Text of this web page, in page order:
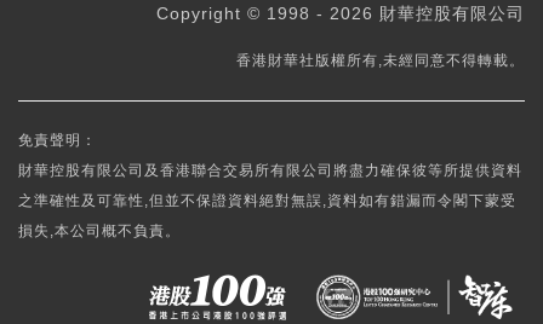
Copyright © 1998 - 2026 財華控股有限公司
香港財華社版權所有,未經同意不得轉載。
免責聲明：
財華控股有限公司及香港聯合交易所有限公司將盡力確保彼等所提供資料
之準確性及可靠性,但並不保證資料絕對無誤,資料如有錯漏而令閣下蒙受
損失,本公司概不負責。